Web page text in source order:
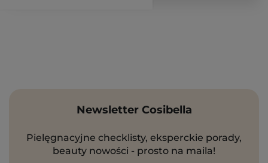
Newsletter Cosibella
Pielęgnacyjne checklisty, eksperckie porady,
beauty nowości - prosto na maila!